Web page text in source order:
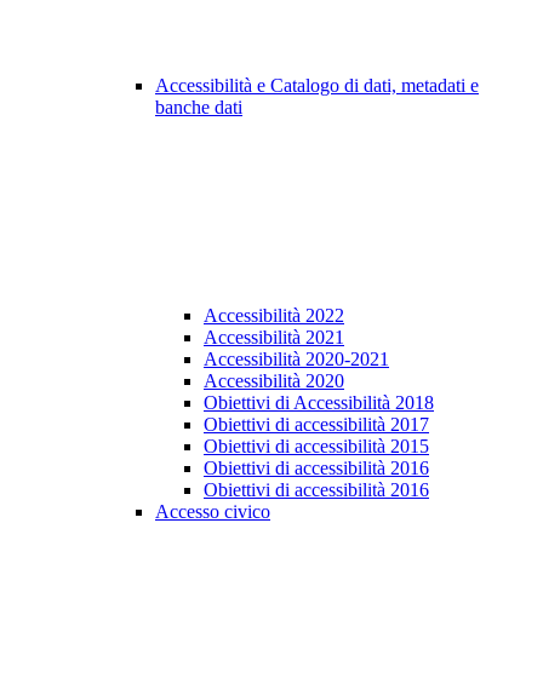
Accessibilità e Catalogo di dati, metadati e
banche dati
Accessibilità 2022
Accessibilità 2021
Accessibilità 2020-2021
Accessibilità 2020
Obiettivi di Accessibilità 2018
Obiettivi di accessibilità 2017
Obiettivi di accessibilità 2015
Obiettivi di accessibilità 2016
Obiettivi di accessibilità 2016
Accesso civico